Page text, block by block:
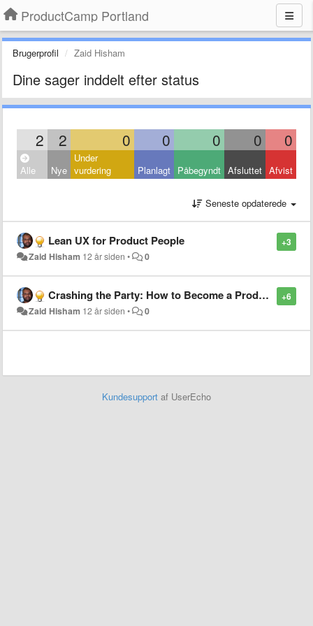
ProductCamp Portland
Brugerprofil Zaid Hisham
Dine sager inddelt efter status
2 2 0 0 0 0 0
Alle Nye
Under
vurdering
Planlagt Påbegyndt Afsluttet Afvist
Seneste opdaterede
+3
Lean UX for Product People
Zaid Hisham 12 år siden • 0
+6
Crashing the Party: How to Become a Product Manager
Zaid Hisham 12 år siden • 0
Kundesupport af UserEcho